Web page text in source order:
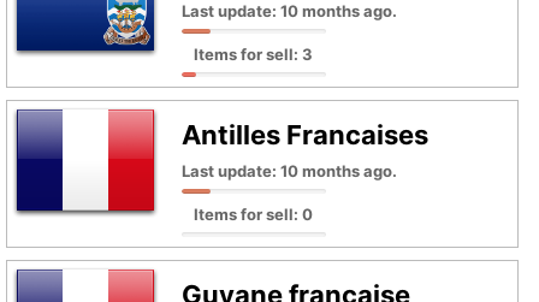
Last update: 10 months ago.
Items for sell: 3
Antilles Francaises
Last update: 10 months ago.
Items for sell: 0
Guyane française